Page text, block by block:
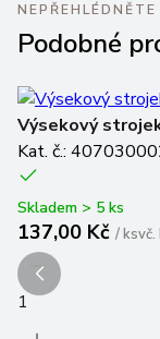
NEPŘEHLÉDNĚTE
Podobné
Výsekový
Kat. č.:
Skladem > 5 ks
137,00 Kč /ksvč.